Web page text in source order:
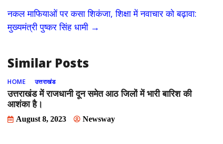
o
k
n
नकल माफियाओं पर कसा शिकंजा, शिक्षा में नवाचार को बढ़ावा:
मुख्यमंत्री पुष्कर सिंह धामी →
Similar Posts
HOME उत्तराखंड
उत्तराखंड में राजधानी दून समेत आठ जिलों में भारी बारिश की
आशंका है।
August 8, 2023 Newsway